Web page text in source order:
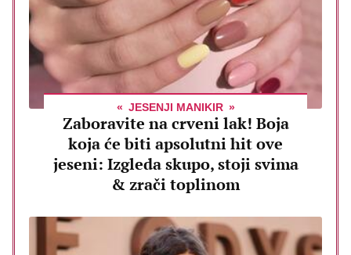
JESENJI MANIKIR
Zaboravite na crveni lak! Boja
koja će biti apsolutni hit ove
jeseni: Izgleda skupo, stoji svima
& zrači toplinom